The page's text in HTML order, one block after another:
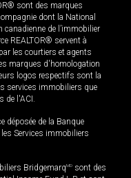
sont des marques
dont la National
de l’immobilier
REALTOR® servent à
les courtiers et agents
marques d'homologation
logos respectifs sont la
services immobiliers que
de l'ACI.
déposée de la Banque
Services immobiliers
BridgemarqMD sont des